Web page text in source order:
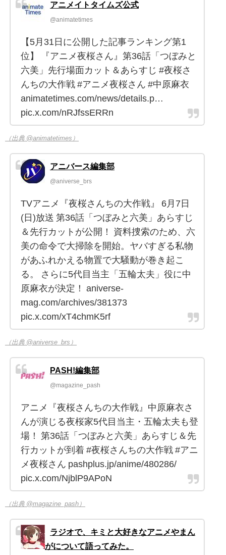
アニメイトタイムズ公式
@animatetimes
【5月31日に公開した記事ランキング第1
位】 『アニメ夜桜さん』第36話「つぼみと
六美」先行場面カット＆あらすじ #夜桜さ
んちの大作戦 #アニメ夜桜さん #中原麻衣
animatetimes.com/news/details.p…
pic.x.com/nRJfssERRn
（出典 @animatetimes）
アニバース編集部
@aniverse_brs
TVアニメ『夜桜さんちの大作戦』 6月7日
(日)放送 第36話「つぼみと六美」あらすじ
＆先行カットが公開！ 資料捜索のため、六
美の命令で大掃除を開始。ヤバすぎる私物
があふれかえる物置で大騒動が巻き起こ
る。 さらに5代目当主「五輪太夫」役に中
原麻衣が決定！ aniverse-
mag.com/archives/381373
pic.x.com/xT4chmK5rf
（出典 @aniverse_brs）
PASH!編集部
@magazine_pash
アニメ『夜桜さんちの大作戦』中原麻衣さ
んが演じる夜桜家5代目当主・五輪太夫も登
場！ 第36話「つぼみと六美」あらすじ＆先
行カットが到着 #夜桜さんちの大作戦 #アニ
メ夜桜さん pashplus.jp/anime/480286/
pic.x.com/NjblP9APoN
（出典 @magazine_pash）
ラジオで、キミと大好きなアニメやまん
がについて語ってみた。